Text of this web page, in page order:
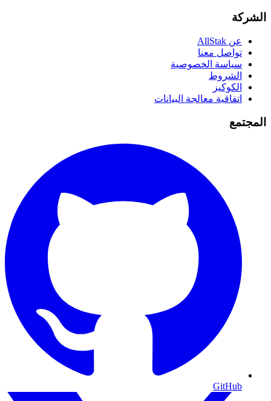
الشركة
عن AllStak
تواصل معنا
سياسة الخصوصية
الشروط
الكوكيز
اتفاقية معالجة البيانات
المجتمع
GitHub